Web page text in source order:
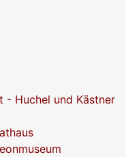
- Huchel und Kästner